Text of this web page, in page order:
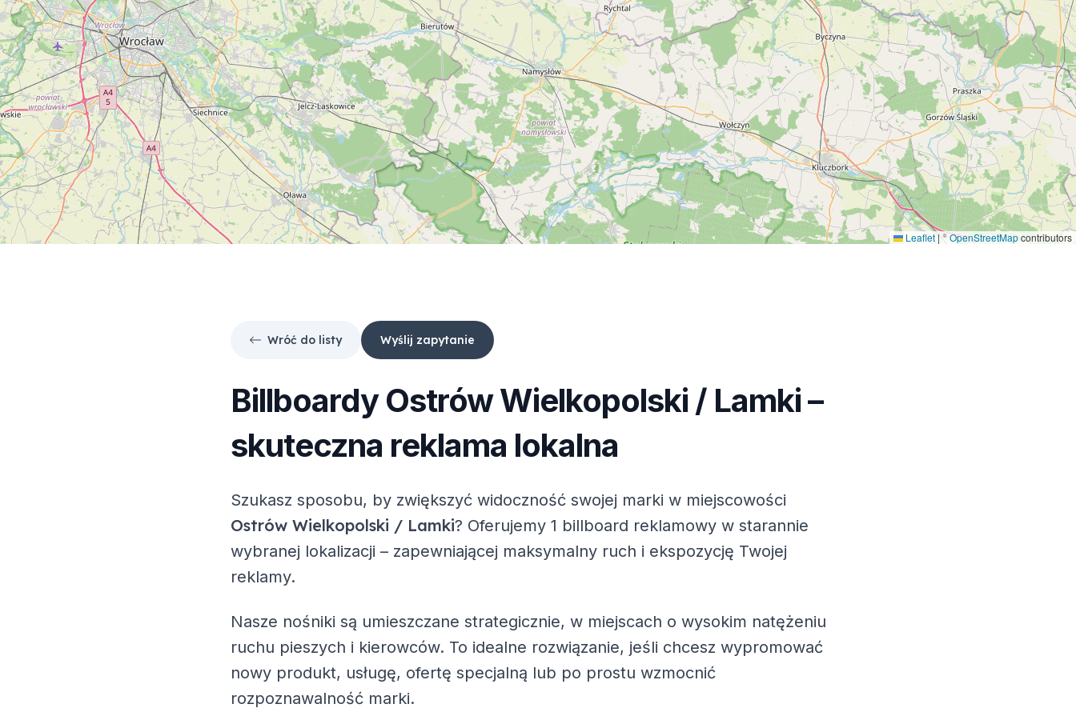
Leaflet|©OpenStreetMapcontributors
Wróć do listy Wyślij zapytanie
BillboardyOstrów Wielkopolski / Lamki–
skuteczna reklama lokalna
Szukasz sposobu, by zwiększyć widoczność swojej marki w miejscowości
Ostrów Wielkopolski / Lamki? Oferujemy 1 billboard reklamowy w starannie
wybranej lokalizacji – zapewniającej maksymalny ruch i ekspozycję Twojej
reklamy.
Nasze nośniki są umieszczane strategicznie, w miejscach o wysokim natężeniu
ruchu pieszych i kierowców. To idealne rozwiązanie, jeśli chcesz wypromować
nowy produkt, usługę, ofertę specjalną lub po prostu wzmocnić
rozpoznawalność marki.